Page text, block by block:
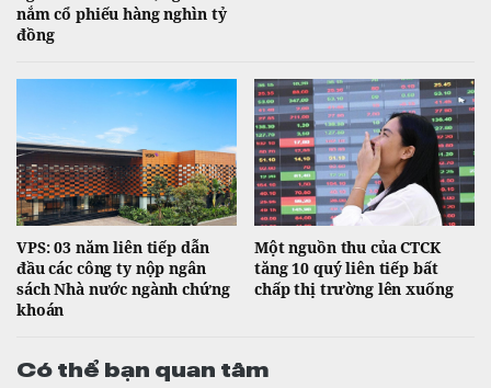
nắm cổ phiếu hàng nghìn tỷ
đồng
VPS: 03 năm liên tiếp dẫn
đầu các công ty nộp ngân
sách Nhà nước ngành chứng
khoán
Một nguồn thu của CTCK
tăng 10 quý liên tiếp bất
chấp thị trường lên xuống
Có thể bạn quan tâm